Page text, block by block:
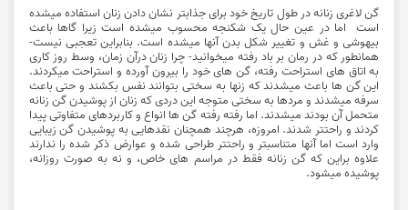
گن لاغری زنانه در طول تاریخ خود برای جذابتر نشان دادن زنان استفاده میشده
است اما در عین حال یک شکنجه محسوب میشده است زیرا گاها باعث
بیهوشی و غش و تغییر شکل بدن آنها میشده است. بنابراین تعجبی نیست-
همانطور که در رمان بر باد رفته میخوانید- چرا زنان درآن زمان، وسط روز کاری
به اتاق های استراحت رفته، گن های خود را بیرون آورده و استراحت میکردند.
این گن ها باعث میشدند که زنها به سختی بتوانند نفس بکشند و حتی باعث
سرفه میشدند و مردها به سختی متوجه این دردی که زنان از پوشیدن گن زنانه
متحمل آن بودند میشدند. اما رفته رفته گن ها انواع و کاربردهای متفاوتی پیدا
کردند و راحتتر شدند. امروزه، هرچند همچنان نقدهایی به پوشیدن گن زیبایی
وارد است اما آنها متناسبتر و راحتتر طراحی شده و عوارض ذکر شده را ندارند
علاوه براین که گن زنانه فقط در مراسم های خاص، و نه به صورت روزانه،
پوشیده میشود.